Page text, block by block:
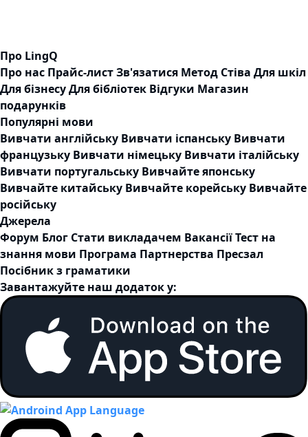
Про LingQ
Про нас Прайс-листЗв'язатися Метод Стіва Для шкіл
Для бізнесуДля бібліотек Відгуки Магазин
подарунків
Популярні мови
Вивчати англійську Вивчати іспанську Вивчати
французьку Вивчати німецьку Вивчати італійську
Вивчати португальську Вивчайте японську
Вивчайте китайську Вивчайте корейську Вивчайте
російську
Джерела
Форум Блог Стати викладачем ВакансіїТест на
знання мови Програма Партнерства Пресзал
Посібник з граматики
Завантажуйте наш додаток у: